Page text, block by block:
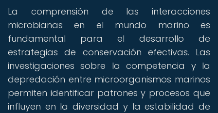
La comprensión de las interacciones
microbianas en el mundo marino es
fundamental para el desarrollo de
estrategias de conservación efectivas. Las
investigaciones sobre la competencia y la
depredación entre microorganismos marinos
permiten identificar patrones y procesos que
influyen en la diversidad y la estabilidad de